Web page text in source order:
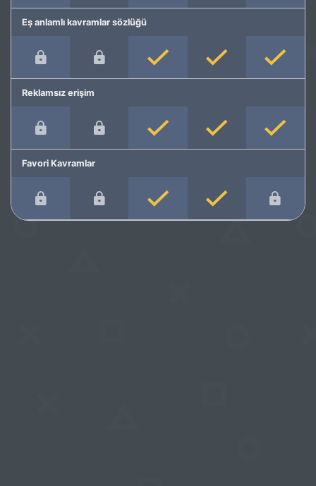
Eş anlamlı kavramlar sözlüğü
Reklamsız erişim
Favori Kavramlar